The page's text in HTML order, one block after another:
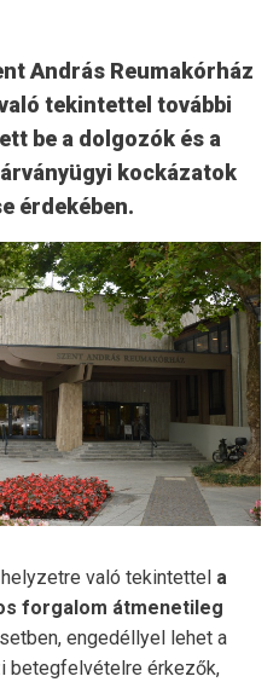
András Reumakórház
tekintettel további
be a dolgozók és a
kockázatok
érdekében.
helyzetre való tekintettel a
forgalom átmenetileg
engedéllyel lehet a
betegfelvételre érkezők,